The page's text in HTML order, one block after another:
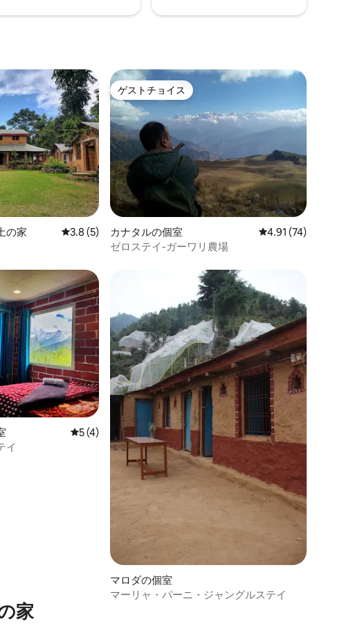
平均評価
の家
レビュー5件、5つ星中3.8つ星の平均評価
3.8 (5)
ゲストチョイス
ゲストチョイス
カナタルの個室 レビュー74件、5つ
4.91 (74)
ゼロステイ-ガーワリ農場
平均評価
レビュー4件、5つ星中5つ星の平均評価
5 (4)
イ
マロダの個室
マーリャ・パーニ・ジャングルステイ
家